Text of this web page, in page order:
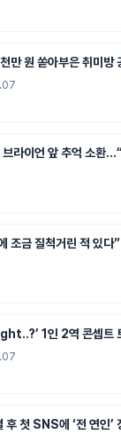
만 원 쏟아부은 취미방
브라이언 앞 추억 소환
조금 질척거린 적 있다
1인 2역 콘셉트
후 첫 SNS에 ‘전 연인’